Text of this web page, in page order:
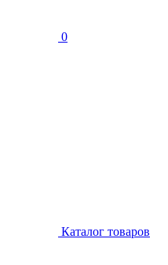
0
Каталог товаров